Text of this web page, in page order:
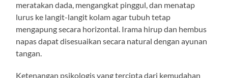
meratakan dada, mengangkat pinggul, dan menatap
lurus ke langit-langit kolam agar tubuh tetap
mengapung secara horizontal. Irama hirup dan hembus
napas dapat disesuaikan secara natural dengan ayunan
tangan.
Ketenangan psikologis yang tercipta dari kemudahan